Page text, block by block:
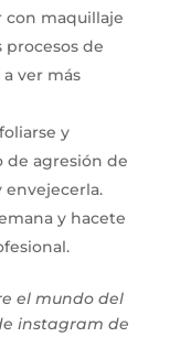
con maquillaje
de
ver más
y
de agresión de
envejecerla.
y hacete
el mundo del
instagram de